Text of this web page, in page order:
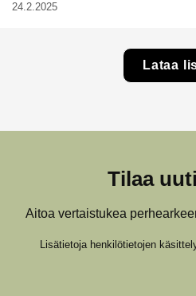
24.2.2025
Lataa
Tilaa
Aitoa vertaistukea
Lisätietoja henkilötietojen